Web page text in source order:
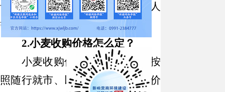
售给农民专业合作社、粮食经纪人
等。
2.小麦收购价格怎么定？
小麦收购价格由市场决定，按
照随行就市、以质论价、优质优价